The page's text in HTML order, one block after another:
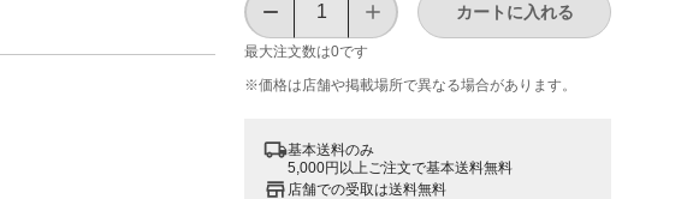
最大注文数は0です
カートに入れる
※価格は​店舗や​掲載場所で​異なる​場合が​あります。
基本送料のみ
5,000円以上ご注文で基本送料無料
店舗での受取は送料無料